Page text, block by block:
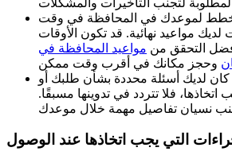
لموعدك في المحافظة في وقت
لديك مواعيد نهائية. قد تكون الأوقات
التحقق من مواعيد المحافظة في
كان لديك أسئلة محددة بشأن طلبك أو
اتخاذها، فلا تتردد في تدوينها مسبقًا.
التي يجب اتخاذها عند الوصول